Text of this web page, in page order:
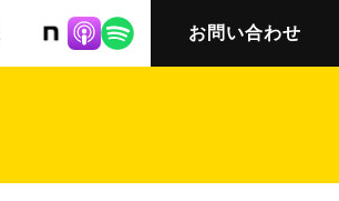
株式会社ニット
お問い合わせ